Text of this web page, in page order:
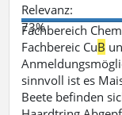
Relevanz:
73%
Fachbereich
Fachbereic CuB
sinnvoll ist es
Beete befinden